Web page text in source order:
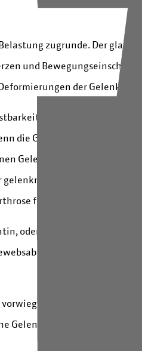
zugrunde. Der glatte
und
der Gelenke
des Gelenkes selbst
die Gelenkfläche nicht
Gelenkdeformitäten wie
gelenknahen Knochenanteile
führen kann.
oder einseitiger
oder
an denjenigen
des Fußes).